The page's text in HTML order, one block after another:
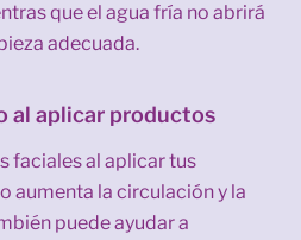
que el agua fría no abrirá
adecuada.
al aplicar productos
faciales al aplicar tus
aumenta la circulación y la
puede ayudar a